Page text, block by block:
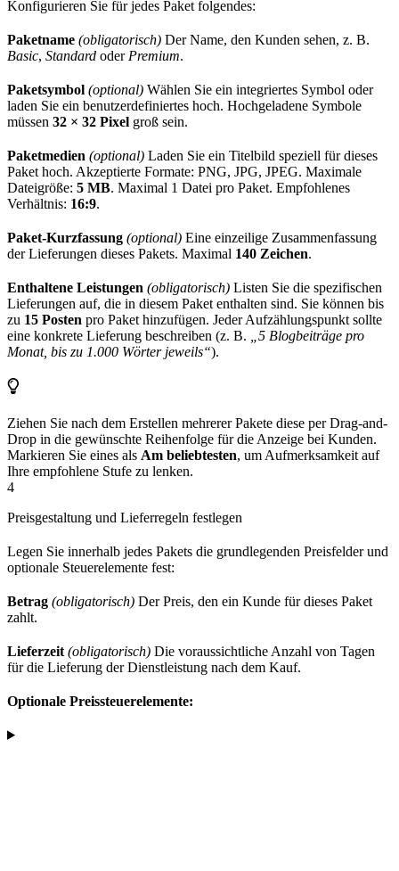
Konfigurieren Sie für jedes Paket folgendes:
Paketname (obligatorisch) Der Name, den Kunden sehen, z. B.
Basic, Standard oder Premium.
Paketsymbol (optional) Wählen Sie ein integriertes Symbol oder
laden Sie ein benutzerdefiniertes hoch. Hochgeladene Symbole
müssen 32 × 32 Pixel groß sein.
Paketmedien (optional) Laden Sie ein Titelbild speziell für dieses
Paket hoch. Akzeptierte Formate: PNG, JPG, JPEG. Maximale
Dateigröße: 5 MB. Maximal 1 Datei pro Paket. Empfohlenes
Verhältnis: 16:9.
Paket-Kurzfassung (optional) Eine einzeilige Zusammenfassung
der Lieferungen dieses Pakets. Maximal 140 Zeichen.
Enthaltene Leistungen (obligatorisch) Listen Sie die spezifischen
Lieferungen auf, die in diesem Paket enthalten sind. Sie können bis
zu 15 Posten pro Paket hinzufügen. Jeder Aufzählungspunkt sollte
eine konkrete Lieferung beschreiben (z. B.
„5 Blogbeiträge pro
Monat, bis zu 1.000 Wörter jeweils“).
Ziehen Sie nach dem Erstellen mehrerer Pakete diese per Drag-and-
Drop in die gewünschte Reihenfolge für die Anzeige bei Kunden.
Markieren Sie eines als Am beliebtesten, um Aufmerksamkeit auf
Ihre empfohlene Stufe zu lenken.
4
Preisgestaltung und Lieferregeln festlegen
Legen Sie innerhalb jedes Pakets die grundlegenden Preisfelder und
optionale Steuerelemente fest:
Betrag (obligatorisch) Der Preis, den ein Kunde für dieses Paket
zahlt.
Lieferzeit (obligatorisch) Die voraussichtliche Anzahl von Tagen
für die Lieferung der Dienstleistung nach dem Kauf.
Optionale Preissteuerelemente: